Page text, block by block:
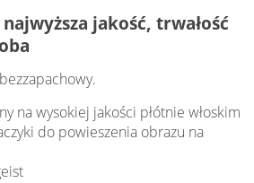
jakość, trwałość
na wysokiej jakości płótnie włoskim
do powieszenia obrazu na